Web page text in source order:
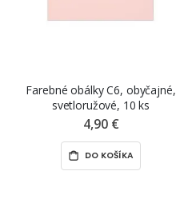
Farebné obálky C6, obyčajné,
svetloružové, 10 ks
4,90 €
DO KOŠÍKA